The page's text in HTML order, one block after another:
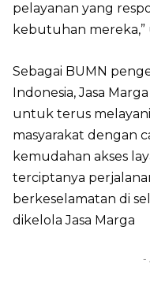
pelayanan yang
kebutuhan mereka,”
Sebagai BUMN
Indonesia, Jasa
untuk terus
masyarakat dengan
kemudahan akses
terciptanya
berkeselamatan di
dikelola Jasa Marga
-